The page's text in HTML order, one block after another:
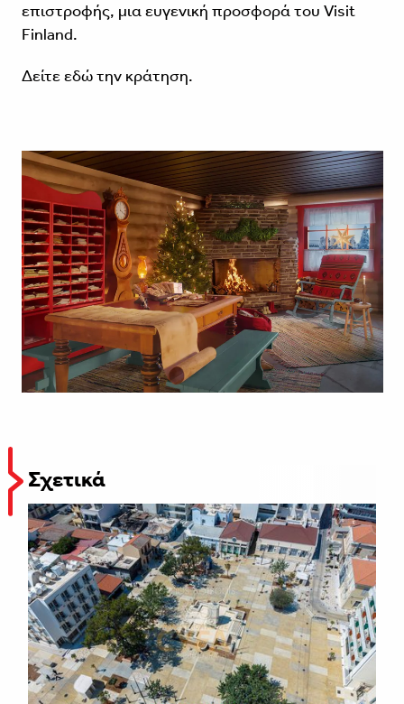
επιστροφής, μια ευγενική προσφορά του Visit
Finland.
Δείτεεδώτην κράτηση.
Σχετικά